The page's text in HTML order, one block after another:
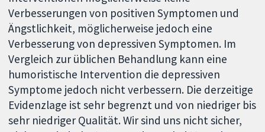
Verbesserungen von positiven Symptomen und
Ängstlichkeit, möglicherweise jedoch eine
Verbesserung von depressiven Symptomen. Im
Vergleich zur üblichen Behandlung kann eine
humoristische Intervention die depressiven
Symptome jedoch nicht verbessern. Die derzeitige
Evidenzlage ist sehr begrenzt und von niedriger bis
sehr niedriger Qualität. Wir sind uns nicht sicher,